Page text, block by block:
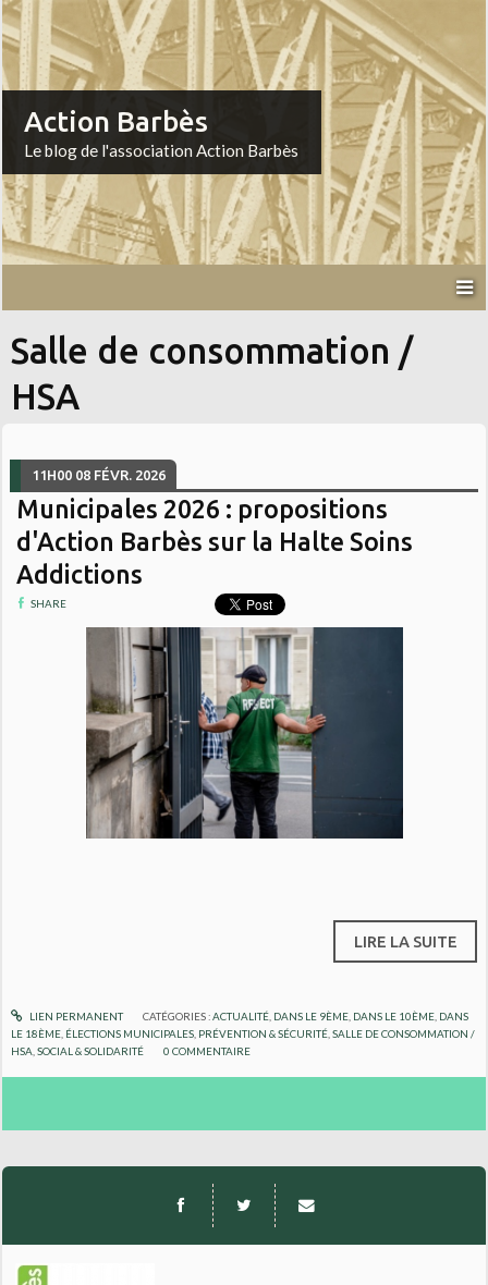
Action Barbès
Le blog de l'association Action Barbès
Salle de consommation /
HSA
11H00 08 FÉVR. 2026
Municipales 2026 : propositions
d'Action Barbès sur la Halte Soins
Addictions
SHARE
LIRE LA SUITE
LIEN PERMANENT CATÉGORIES :ACTUALITÉ, DANS LE 9ÈME, DANS LE 10ÈME, DANS
LE 18ÈME ÉLECTIONS MUNICIPALES PRÉVENTION & SÉCURITÉ ,SALLE DE CONSOMMATION /
HSA ,SOCIAL & SOLIDARITÉ 0 COMMENTAIRE